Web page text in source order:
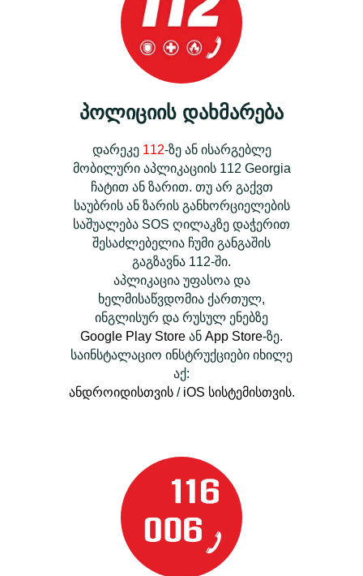
პოლიციის დახმარება
დარეკე 112-ზე ან ისარგებლე
მობილური აპლიკაციის 112 Georgia
ჩატით ან ზარით. თუ არ გაქვთ
საუბრის ან ზარის განხორციელების
საშუალება SOS ღილაკზე დაჭერით
შესაძლებელია ჩუმი განგაშის
გაგზავნა 112-ში.
აპლიკაცია უფასოა და
ხელმისაწვდომია ქართულ,
ინგლისურ და რუსულ ენებზე
Google Play Store ან App Store-ზე.
საინსტალაციო ინსტრუქციები იხილე
აქ:
ანდროიდისთვის/ iOS სისტემისთვის.